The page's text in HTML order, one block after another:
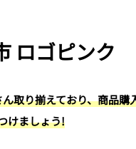
ロゴピンク
取り揃えており、商品
けましょう!